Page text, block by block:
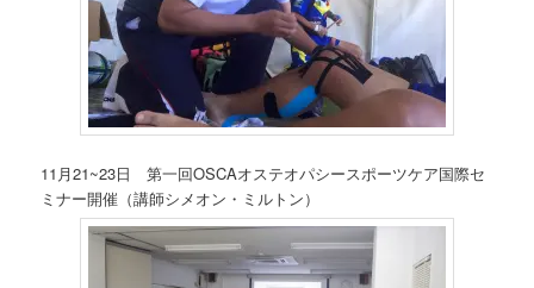
11月21~23日 第一回OSCAオステオパシースポーツケア国際セ
ミナー開催（講師シメオン・ミルトン）